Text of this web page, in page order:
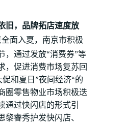
旧，品牌拓店速度放
面入夏，南京市积极
，通过发放“消费券”等
，促进消费市场复苏回
促和夏日”夜间经济“的
圈零售物业市场积极迭
通过快闪店的形式引
睿秀护发快闪店、